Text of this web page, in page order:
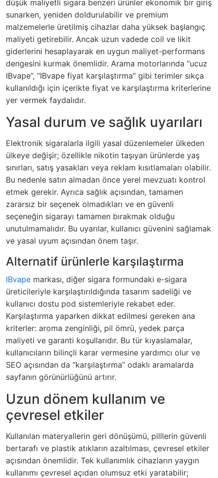
düşük maliyetli sigara benzeri ürünler ekonomik bir giriş
sunarken, yeniden doldurulabilir ve premium
malzemelerle üretilmiş cihazlar daha yüksek başlangıç
maliyeti getirebilir. Ancak uzun vadede coil ve likit
giderlerini hesaplayarak en uygun maliyet-performans
dengesini kurmak önemlidir. Arama motorlarında “ucuz
IBvape”, “IBvape fiyat karşılaştırma” gibi terimler sıkça
kullanıldığı için içerikte fiyat ve karşılaştırma kriterlerine
yer vermek faydalıdır.
Yasal durum ve sağlık uyarıları
Elektronik sigaralarla ilgili yasal düzenlemeler ülkeden
ülkeye değişir; özellikle nikotin taşıyan ürünlerde yaş
sınırları, satış yasakları veya reklam kısıtlamaları olabilir.
Bu nedenle satın almadan önce yerel mevzuatı kontrol
etmek gerekir. Ayrıca sağlık açısından, tamamen
zararsız bir seçenek olmadıkları ve en güvenli
seçeneğin sigarayı tamamen bırakmak olduğu
unutulmamalıdır. Bu uyarılar, kullanıcı güvenini sağlamak
ve yasal uyum açısından önem taşır.
Alternatif ürünlerle karşılaştırma
IBvape markası, diğer sigara formundaki e-sigara
üreticileriyle karşılaştırıldığında tasarım sadeliği ve
kullanıcı dostu pod sistemleriyle rekabet eder.
Karşılaştırma yaparken dikkat edilmesi gereken ana
kriterler: aroma zenginliği, pil ömrü, yedek parça
maliyeti ve garanti koşullarıdır. Bu tür kıyaslamalar,
kullanıcıların bilinçli karar vermesine yardımcı olur ve
SEO açısından da “karşılaştırma” odaklı aramalarda
sayfanın görünürlüğünü artırır.
Uzun dönem kullanım ve
çevresel etkiler
Kullanılan materyallerin geri dönüşümü, pilllerin güvenli
bertarafı ve plastik atıkların azaltılması, çevresel etkiler
açısından önemlidir. Tek kullanımlık cihazların yaygın
kullanımı çevresel açıdan olumsuz etki yaratabilir;